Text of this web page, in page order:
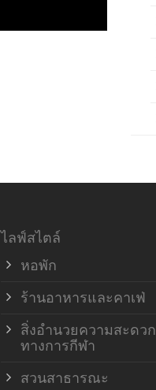
ไลฟ์สไตล์
หอพัก
ร้านอาหารและคาเฟ่
สิ่งอำนวยความสะดวก
ทางการกีฬา
สวนสาธารณะ